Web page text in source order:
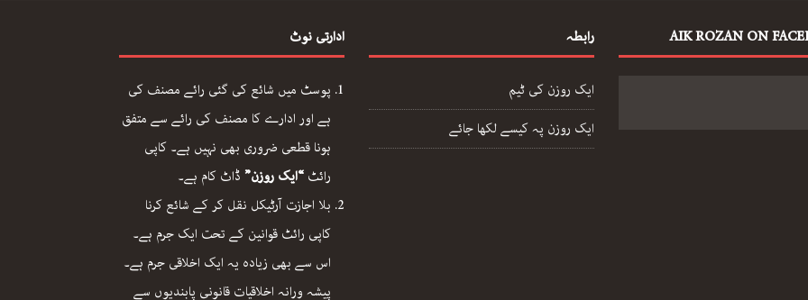
AIK ROZAN ON رابطہ
ایک روزن کی ٹیم
ایک روزن پہ کیسے لکھا جائے
ادارتی نوٹ
پوسٹ میں شائع کی گئی رائے مصنف کی
ہے اور ادارے کا مصنف کی رائے سے متفق
ہونا قطعی ضروری بھی نہیں ہے۔ کاپی
رائٹ“ایک روزن” ڈاٹ کام ہے۔
بلا اجازت آرٹیکل نقل کر کے شائع کرنا
کاپی رائٹ قوانین کے تحت ایک جرم ہے۔
اس سے بھی زیادہ یہ ایک اخلاقی جرم ہے۔
پیشہ ورانہ اخلاقیات قانونی پابندیوں سے